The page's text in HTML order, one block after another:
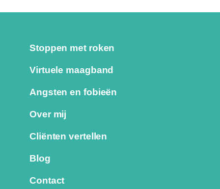
Stoppen met roken
Virtuele maagband
Angsten en fobieën
Over mij
Cliënten vertellen
Blog
Contact